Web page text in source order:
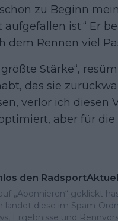
zu Beginn
ist.“ Er
dem Rennen viel
Stärke“,
das sie
verlor ich diesen
aber für
den
„Abonnieren“ geklickt
landet diese im Spam-
Ergebnisse und